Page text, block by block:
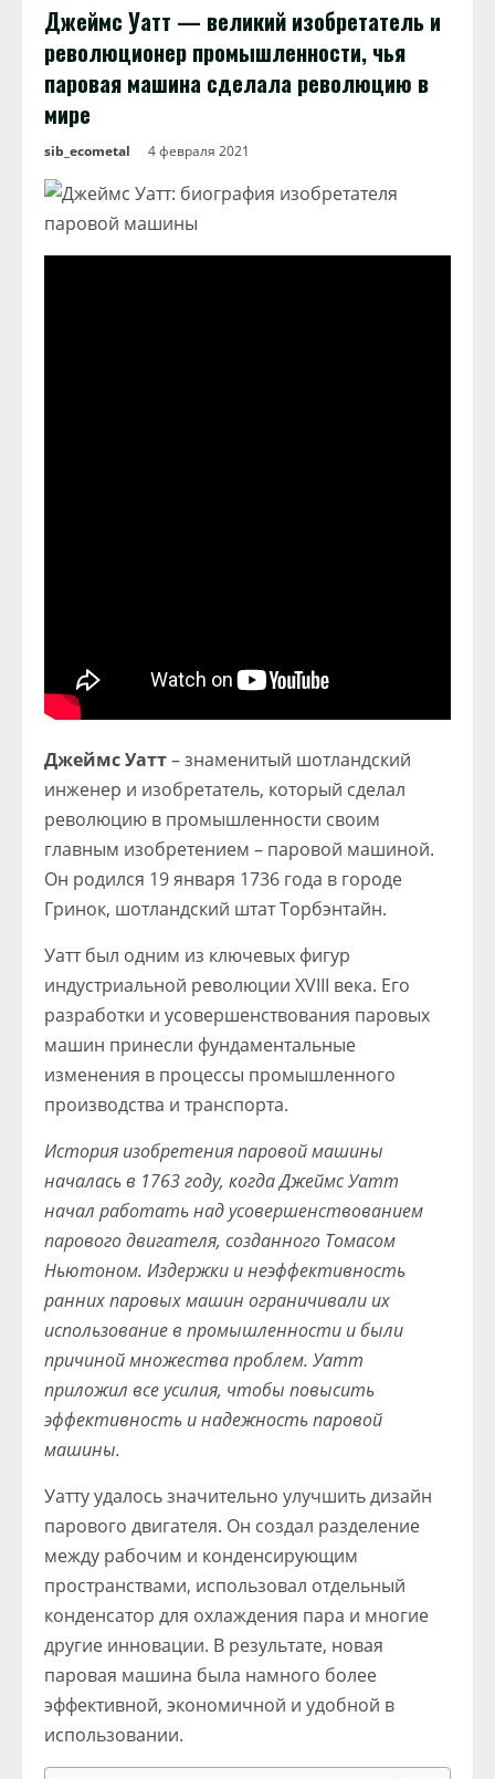
Джеймс Уатт — великий изобретатель и
революционер промышленности, чья
паровая машина сделала революцию в
мире
sib_ecometal 4 февраля 2021
Джеймс Уатт– знаменитый шотландский
инженер и изобретатель, который сделал
революцию в промышленности своим
главным изобретением – паровой машиной.
Он родился 19 января 1736 года в городе
Гринок, шотландский штат Торбэнтайн.
Уатт был одним из ключевых фигур
индустриальной революции XVIII века. Его
разработки и усовершенствования паровых
машин принесли фундаментальные
изменения в процессы промышленного
производства и транспорта.
История изобретения паровой машины
началась в 1763 году, когда Джеймс Уатт
начал работать над усовершенствованием
парового двигателя, созданного Томасом
Ньютоном. Издержки и неэффективность
ранних паровых машин ограничивали их
использование в промышленности и были
причиной множества проблем. Уатт
приложил все усилия, чтобы повысить
эффективность и надежность паровой
машины.
Уатту удалось значительно улучшить дизайн
парового двигателя. Он создал разделение
между рабочим и конденсирующим
пространствами, использовал отдельный
конденсатор для охлаждения пара и многие
другие инновации. В результате, новая
паровая машина была намного более
эффективной, экономичной и удобной в
использовании.